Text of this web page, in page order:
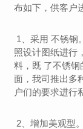
布如下，供客户
1、采用 不锈钢
照设计图纸进行
料，既 了不锈钢
面，我司推出多
户们的要求进行
2、增加美观型